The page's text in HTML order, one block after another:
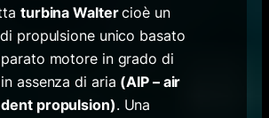
turbina Waltercioè un
propulsione unico basato
motore in grado di
assenza di aria (AIP – air
propulsion). Una